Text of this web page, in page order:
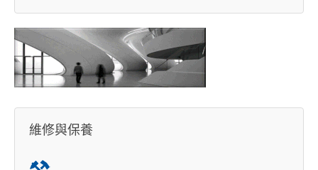
維修與保養